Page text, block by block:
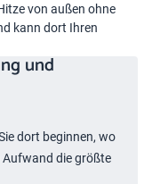
von außen ohne
kann dort Ihren
und
dort beginnen, wo
Aufwand die größte